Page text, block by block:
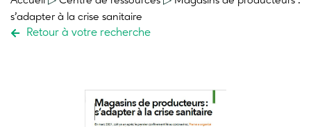
s’adapter à la crise sanitaire
Retour à votre recherche